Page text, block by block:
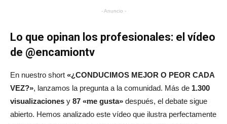
- Anuncio -
Lo que opinan los profesionales: el vídeo
de @encamiontv
En nuestro short «¿CONDUCIMOS MEJOR O PEOR CADA
VEZ?», lanzamos la pregunta a la comunidad. Más de 1.300
visualizaciones y 87 «me gusta» después, el debate sigue
abierto. Hemos analizado este vídeo que ilustra perfectamente